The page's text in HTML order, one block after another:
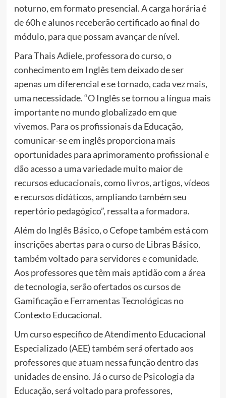
noturno, em formato presencial. A carga horária é
de 60h e alunos receberão certificado ao final do
módulo, para que possam avançar de nível.
Para Thais Adiele, professora do curso, o
conhecimento em Inglês tem deixado de ser
apenas um diferencial e se tornado, cada vez mais,
uma necessidade. “O Inglês se tornou a língua mais
importante no mundo globalizado em que
vivemos. Para os profissionais da Educação,
comunicar-se em inglês proporciona mais
oportunidades para aprimoramento profissional e
dão acesso a uma variedade muito maior de
recursos educacionais, como livros, artigos, vídeos
e recursos didáticos, ampliando também seu
repertório pedagógico”, ressalta a formadora.
Além do Inglês Básico, o Cefope também está com
inscrições abertas para o curso de Libras Básico,
também voltado para servidores e comunidade.
Aos professores que têm mais aptidão com a área
de tecnologia, serão ofertados os cursos de
Gamificação e Ferramentas Tecnológicas no
Contexto Educacional.
Um curso específico de Atendimento Educacional
Especializado (AEE) também será ofertado aos
professores que atuam nessa função dentro das
unidades de ensino. Já o curso de Psicologia da
Educação, será voltado para professores,